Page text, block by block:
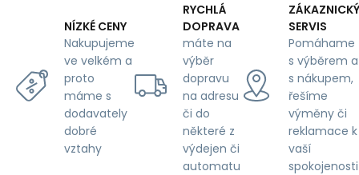
NÍZKÉ CENY
Nakupujeme
ve velkém a
proto
máme s
dodavately
dobré
vztahy
RYCHLÁ
DOPRAVA
máte na
výběr
dopravu
na adresu
či do
některé z
výdejen či
automatu
ZÁKAZNICKÝ
SERVIS
Pomáhame
s výběrem a
s nákupem,
řešíme
výměny či
reklamace k
vaší
spokojenosti